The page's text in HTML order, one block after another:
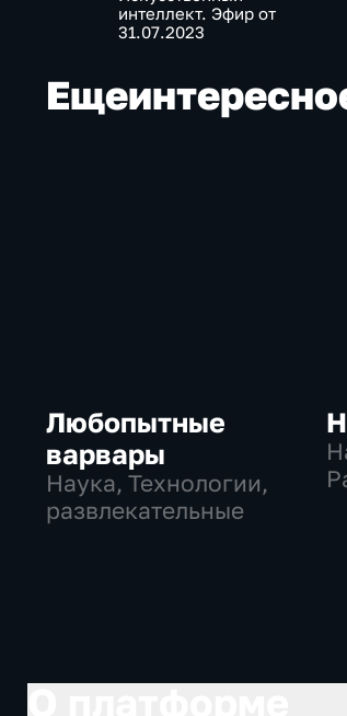
интеллект. Эфир от
31.07.2023
Еще
Любопытные
варвары
Наука, Технологии,
развлекательные